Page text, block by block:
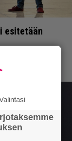
esitetään